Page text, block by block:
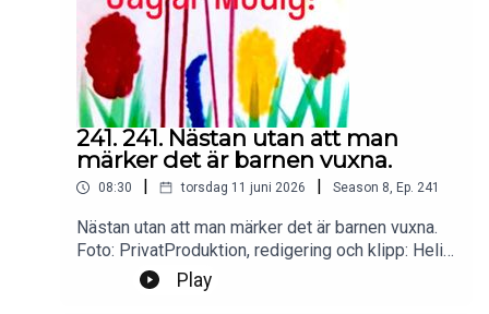
241. 241. Nästan utan att man
märker det är barnen vuxna.
08:30 | torsdag 11 juni 2026 | Season 8, Ep. 241
Nästan utan att man märker det är barnen vuxna.
Foto: PrivatProduktion, redigering och klipp: Heli
BrewitzMusik: Lic. NEO SoundsKontakt podcast:
jagarmodig@gmail.comFölj oss:
Play